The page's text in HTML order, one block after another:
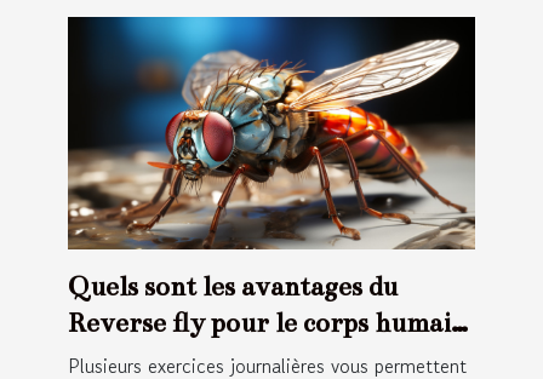
Quels sont les avantages du
Reverse fly pour le corps humain
?
Plusieurs exercices journalières vous permettent